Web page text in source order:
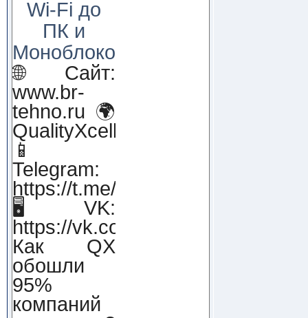
Wi-Fi до
ПК и
Моноблоков!
🌐 Сайт:
www.br-
tehno.ru 🌍
QualityXcellence.ru
📱
Telegram:
https://t.me/qx_lab_IT
🖥 VK:
https://vk.com/qualityxcellenc
Как QX
обошли
95%
компаний